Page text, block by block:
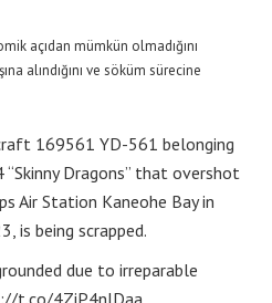
açıdan mümkün olmadığını
alındığını ve söküm sürecine
169561 YD-561 belonging
Dragons” that overshot
Air Station Kaneohe Bay in
is being scrapped.
due to irreparable